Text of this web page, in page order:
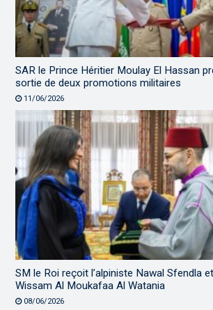
SAR le Prince Héritier Moulay El Hassan
sortie de deux promotions militaires
11/06/2026
SM le Roi reçoit l’alpiniste Nawal Sfendla
Wissam Al Moukafaa Al Watania
08/06/2026